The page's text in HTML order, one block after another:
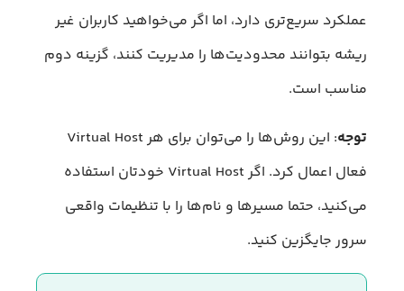
عملکرد سریع‌تری دارد، اما اگر می‌خواهید کاربران غیر
ریشه بتوانند محدودیت‌ها را مدیریت کنند، گزینه دوم
مناسب است.
توجه
: این روش‌ها را می‌توان برای هر Virtual Host
فعال اعمال کرد. اگر Virtual Host خودتان استفاده
می‌کنید، حتما مسیرها و نام‌ها را با تنظیمات واقعی
سرور جایگزین کنید.